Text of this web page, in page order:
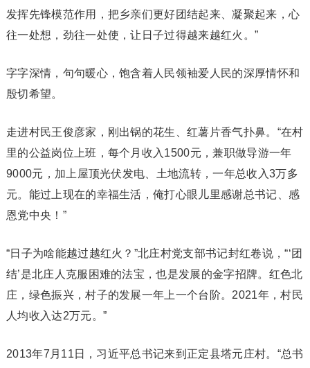
发挥先锋模范作用，把乡亲们更好团结起来、凝聚起来，心
往一处想，劲往一处使，让日子过得越来越红火。”
字字深情，句句暖心，饱含着人民领袖爱人民的深厚情怀和
殷切希望。
走进村民王俊彦家，刚出锅的花生、红薯片香气扑鼻。“在村
里的公益岗位上班，每个月收入1500元，兼职做导游一年
9000元，加上屋顶光伏发电、土地流转，一年总收入3万多
元。能过上现在的幸福生活，俺打心眼儿里感谢总书记、感
恩党中央！”
“日子为啥能越过越红火？”北庄村党支部书记封红卷说，“‘团
结’是北庄人克服困难的法宝，也是发展的金字招牌。红色北
庄，绿色振兴，村子的发展一年上一个台阶。2021年，村民
人均收入达2万元。”
2013年7月11日，习近平总书记来到正定县塔元庄村。“总书